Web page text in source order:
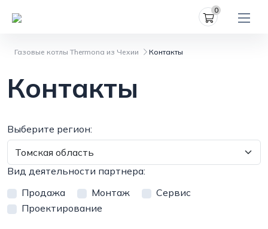
0
Газовые котлы Thermona из Чехии Контакты
Контакты
Выберите регион:
Вид деятельности партнера:
Продажа
Mонтаж
Cервис
Проектирование